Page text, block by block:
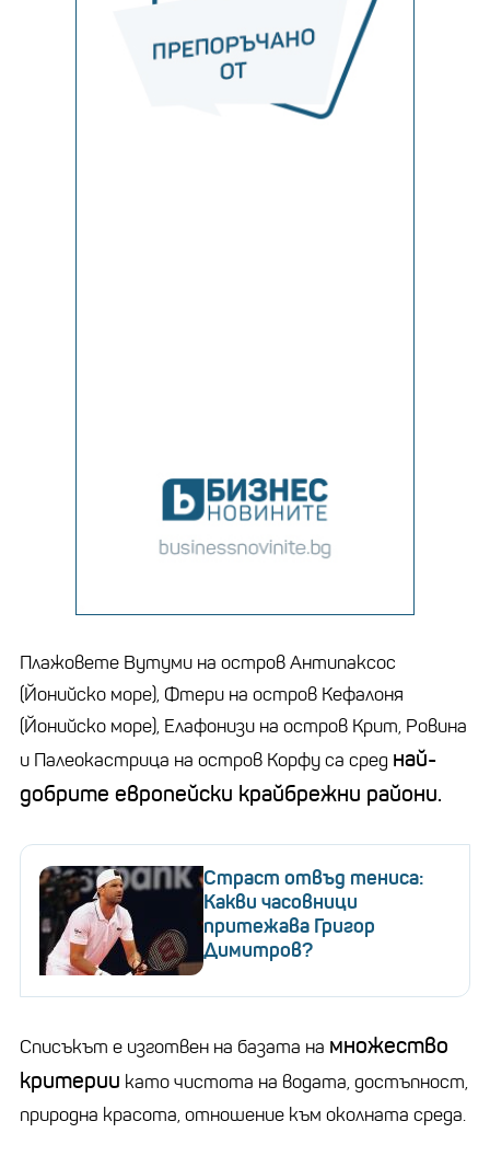
Плажовете Вутуми на остров Антипаксос
(Йонийско море), Фтери на остров Кефалоня
(Йонийско море), Елафонизи на остров Крит, Ровина
и Палеокастрица на остров Корфу са сред най-
добрите европейски крайбрежни райони.
Страст отвъд тениса:
Какви часовници
притежава Григор
Димитров?
Списъкът е изготвен на базата на множество
критерии като чистота на водата, достъпност,
природна красота, отношение към околната среда.